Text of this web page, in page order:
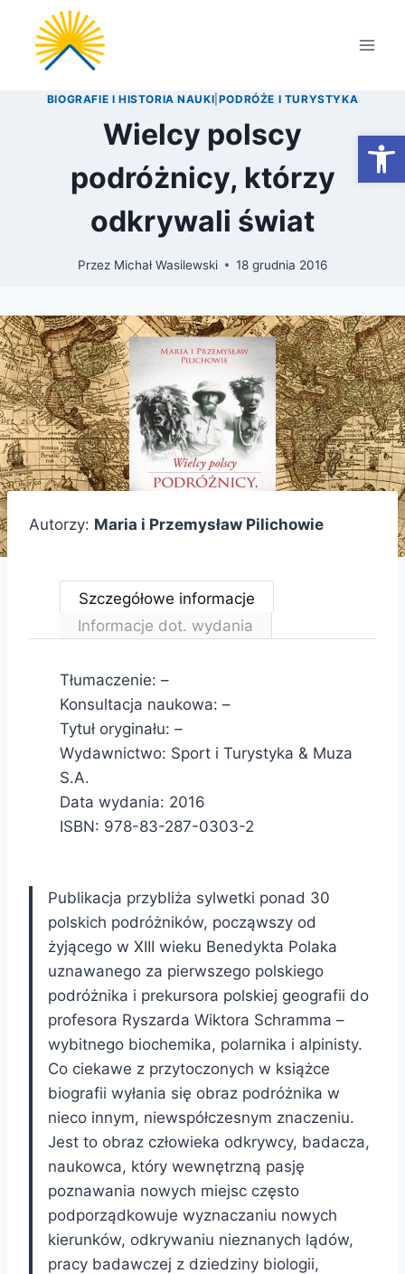
Przejdź
treści
BIOGRAFIE I HISTORIA NAUKI PODRÓŻE I TURYSTYKA
Wielcy polscy
podróżnicy, którzy
odkrywali świat
Przez Michał Wasilewski 18 grudnia 2016
Autorzy: Maria i Przemysław Pilichowie
Szczegółowe informacje
Informacje dot. wydania
Tłumaczenie: –
Konsultacja naukowa: –
Tytuł oryginału: –
Wydawnictwo: Sport i Turystyka & Muza
S.A.
Data wydania: 2016
ISBN: 978-83-287-0303-2
Publikacja przybliża sylwetki ponad 30
polskich podróżników, począwszy od
żyjącego w XIII wieku Benedykta Polaka
uznawanego za pierwszego polskiego
podróżnika i prekursora polskiej geografii do
profesora Ryszarda Wiktora Schramma –
wybitnego biochemika, polarnika i alpinisty.
Co ciekawe z przytoczonych w książce
biografii wyłania się obraz podróżnika w
nieco innym, niewspółczesnym znaczeniu.
Jest to obraz człowieka odkrywcy, badacza,
naukowca, który wewnętrzną pasję
poznawania nowych miejsc często
podporządkowuje wyznaczaniu nowych
kierunków, odkrywaniu nieznanych lądów,
pracy badawczej z dziedziny biologii,